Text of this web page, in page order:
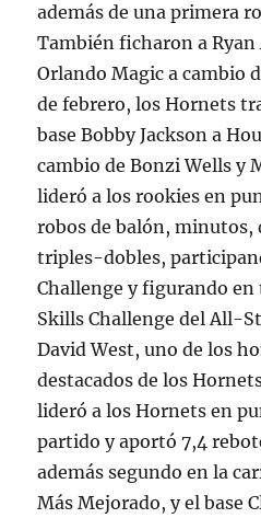
además de una primera
También ficharon a Ryan
Orlando Magic a cambio
de febrero, los Hornets
base Bobby Jackson a
cambio de Bonzi Wells y
lideró a los rookies en
robos de balón, minutos,
triples-dobles,
Challenge y figurando
Skills Challenge del All-
David West, uno de los
destacados de los
lideró a los Hornets en
partido y aportó 7,4
además segundo en la
Más Mejorado, y el base